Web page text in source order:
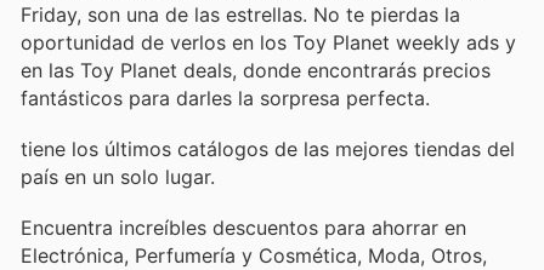
Friday, son una de las estrellas. No te pierdas la
oportunidad de verlos en los Toy Planet weekly ads y
en las Toy Planet deals, donde encontrarás precios
fantásticos para darles la sorpresa perfecta.
tiene los últimos catálogos de las mejores tiendas del
país en un solo lugar.
Encuentra increíbles descuentos para ahorrar en
Electrónica, Perfumería y Cosmética, Moda, Otros,